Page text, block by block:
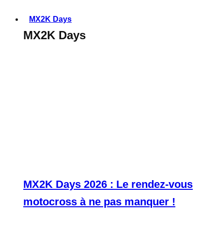
MX2K Days
MX2K Days
MX2K Days 2026 : Le rendez-vous
motocross à ne pas manquer !